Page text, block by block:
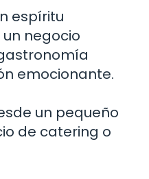
espíritu
negocio
emocionante.
un pequeño
de catering o